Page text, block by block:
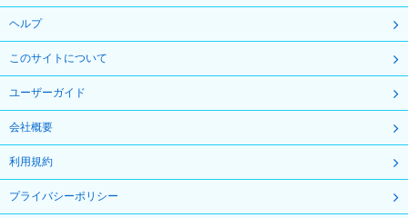
ヘルプ
このサイトについて
ユーザーガイド
会社概要
利用規約
プライバシーポリシー